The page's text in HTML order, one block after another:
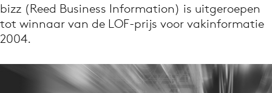
Download de app
Volg het laatste nieuws via de Adformatie
bizz (Reed Business Information) is uitgeroepen
tot winnaar van de LOF-prijs voor vakinformatie
2004.